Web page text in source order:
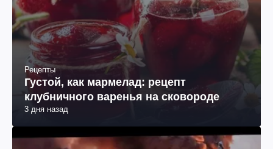
Рецепты
Густой, как мармелад: рецепт
клубничного варенья на сковороде
3 дня назад